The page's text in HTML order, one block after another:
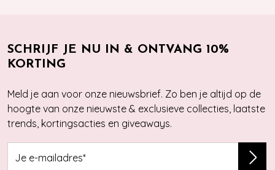
SCHRIJF JE NU IN & ONTVANG 10%
KORTING
Meld je aan voor onze nieuwsbrief. Zo ben je altijd op de
hoogte van onze nieuwste & exclusieve collecties, laatste
trends, kortingsacties en giveaways.